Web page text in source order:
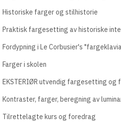
Historiske farger og stilhistorie
Praktisk fargesetting av historiske
Fordypning i Le Corbusier's
Farger i skolen
EKSTERIØR utvendig fargesetting og
Kontraster, farger, beregning av
Tilrettelagte kurs og foredrag